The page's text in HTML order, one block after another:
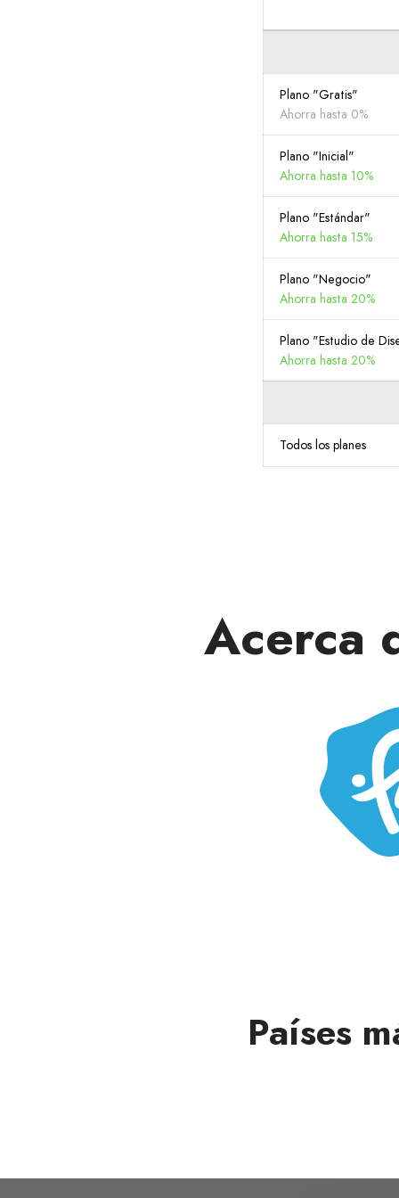
Plano "Gratis"
Ahorra hasta 0%
Plano "Inicial"
Ahorra hasta 10%
Plano "Estándar"
Ahorra hasta 15%
Plano "Negocio"
Ahorra hasta 20%
Plano "Estudio de
Ahorra hasta 20%
Todos los planes
Acerca
Países